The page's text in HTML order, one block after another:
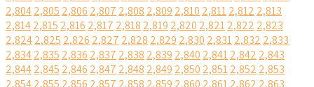
2,8042,805 2,806 2,807 2,808 2,809 2,810 2,8112,812 2,813
2,8142,815 2,816 2,817 2,818 2,819 2,820 2,8212,822 2,823
2,8242,825 2,826 2,827 2,828 2,829 2,830 2,8312,832 2,833
2,8342,835 2,836 2,837 2,838 2,839 2,840 2,8412,842 2,843
2,8442,845 2,846 2,847 2,848 2,849 2,850 2,8512,852 2,853